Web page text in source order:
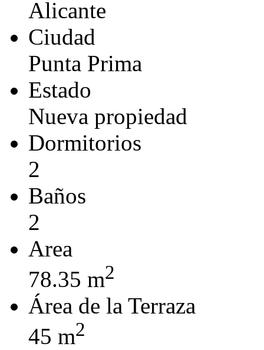
Alicante
Ciudad
Punta Prima
Estado
Nueva propiedad
Dormitorios
2
Baños
2
Area
78.35 m2
Área de la Terraza
45 m2